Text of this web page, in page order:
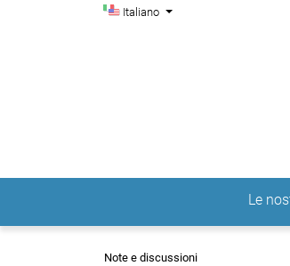
Salta al menu principale di navigazione
Salta al contenuto principale
Salta al piè di pagina del sitoCambia la lingua. La lingua
Italiano
Menu di
Menu principale Le
Note e discussioni